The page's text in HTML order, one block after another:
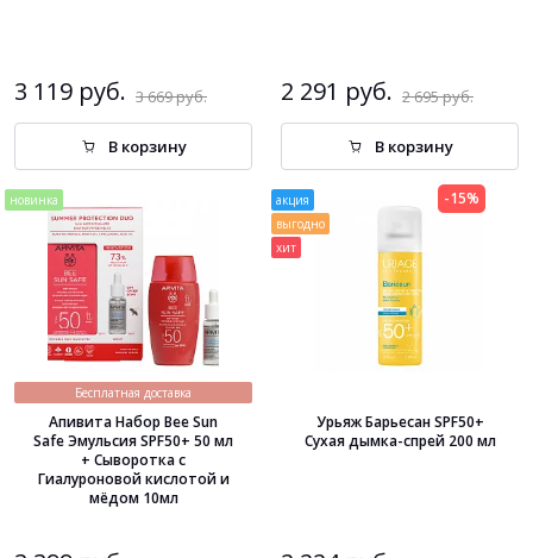
3 119 руб. 3 669 руб.
В корзину
2 291 руб. 2 695 руб.
В корзину
новинка
Бесплатная доставка
Апивита Набор Bee Sun
Safe Эмульсия SPF50+ 50 мл
+ Сыворотка с
Гиалуроновой кислотой и
мёдом 10мл
акция
выгодно
хит
Урьяж Барьесан SPF50+
Сухая дымка-спрей 200 мл
-15%